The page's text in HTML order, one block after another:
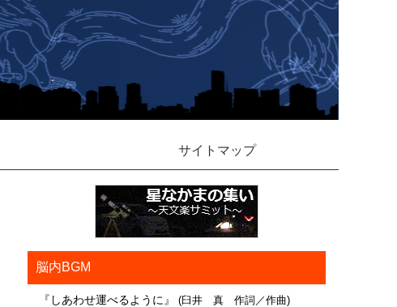
サイトマップ
脳内BGM
『しあわせ運べるように』 (臼井 真 作詞／作曲)